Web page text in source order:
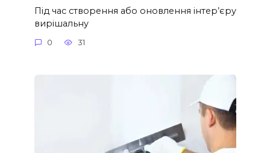
Під час створення або оновлення інтер’єру
вирішальну
0 31